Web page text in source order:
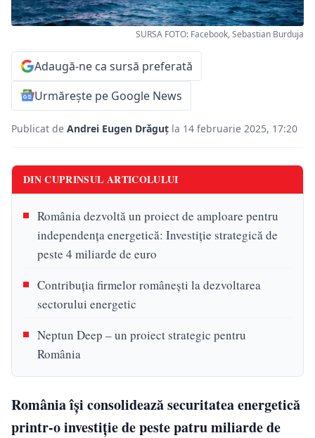
SURSA FOTO: Facebook, Sebastian Burduja
Adaugă-ne ca sursă preferată
Urmărește pe Google News
Publicat de Andrei Eugen Drăguț la 14 februarie 2025, 17:20
DIN CUPRINSUL ARTICOLULUI
România dezvoltă un proiect de amploare pentru
independența energetică: Investiție strategică de
peste 4 miliarde de euro
Contribuţia firmelor româneşti la dezvoltarea
sectorului energetic
Neptun Deep – un proiect strategic pentru
România
România își consolidează securitatea energetică
printr-o investiție de peste patru miliarde de